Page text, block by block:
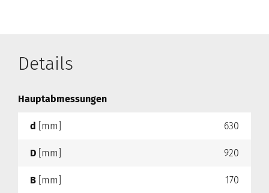
Details
Hauptabmessungen
d [mm] 630
D [mm] 920
B [mm] 170